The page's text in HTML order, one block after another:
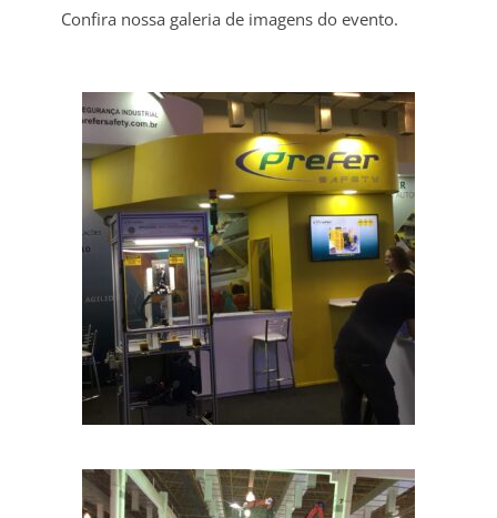
Confira nossa galeria de imagens do evento.